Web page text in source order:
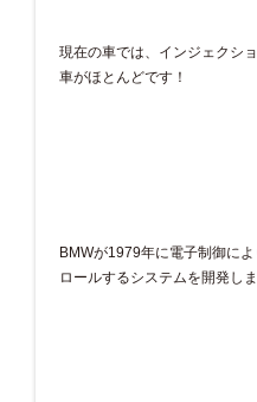
現在の車では、インジェクシ
車がほとんどです！
BMWが1979年に電子制御に
ロールするシステムを開発しま